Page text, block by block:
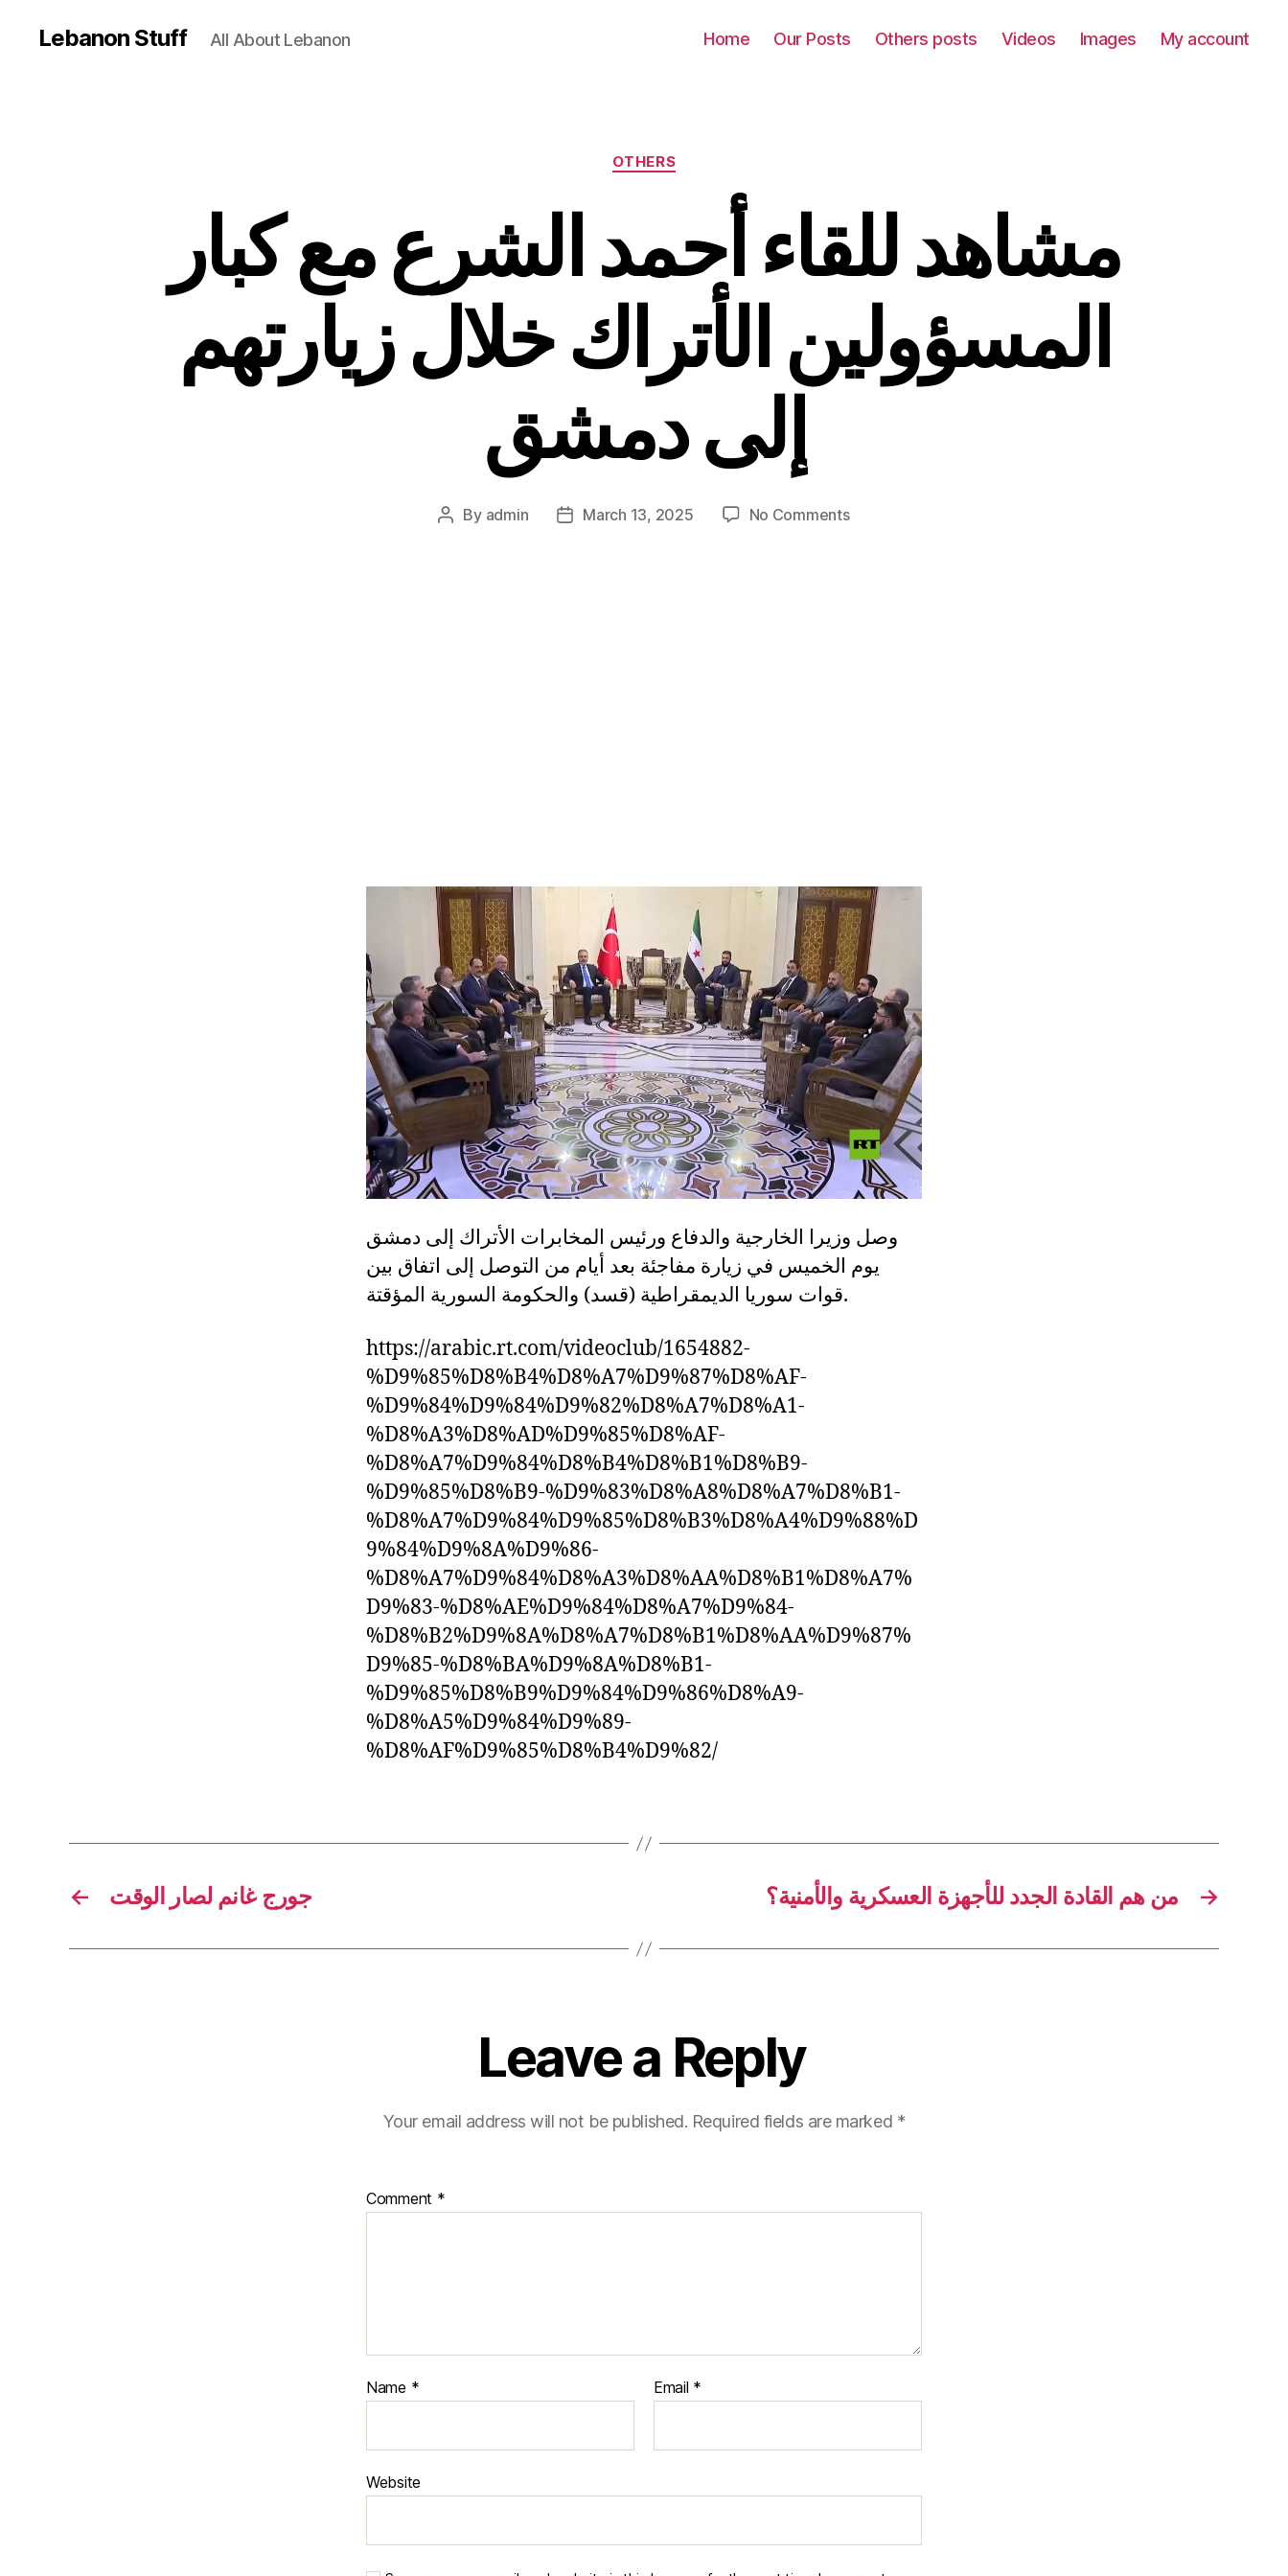
Lebanon Stuff All About Lebanon Home Our Posts Others posts Videos Images My account
Categories
OTHERS
مشاهد للقاء أحمد الشرع مع كبار
المسؤولين الأتراك خلال زيارتهم
إلى دمشق
Post
By admin
PostMarch 13, 2025 No Commentson
وصل وزيرا الخارجية والدفاع ورئيس المخابرات الأتراك إلى دمشق
يوم الخميس في زيارة مفاجئة بعد أيام من التوصل إلى اتفاق بين
قوات سوريا الديمقراطية (قسد) والحكومة السورية المؤقتة.
https://arabic.rt.com/videoclub/1654882-
%D9%85%D8%B4%D8%A7%D9%87%D8%AF-
%D9%84%D9%84%D9%82%D8%A7%D8%A1-
%D8%A3%D8%AD%D9%85%D8%AF-
%D8%A7%D9%84%D8%B4%D8%B1%D8%B9-
%D9%85%D8%B9-%D9%83%D8%A8%D8%A7%D8%B1-
%D8%A7%D9%84%D9%85%D8%B3%D8%A4%D9%88%D
9%84%D9%8A%D9%86-
%D8%A7%D9%84%D8%A3%D8%AA%D8%B1%D8%A7%
D9%83-%D8%AE%D9%84%D8%A7%D9%84-
%D8%B2%D9%8A%D8%A7%D8%B1%D8%AA%D9%87%
D9%85-%D8%BA%D9%8A%D8%B1-
%D9%85%D8%B9%D9%84%D9%86%D8%A9-
%D8%A5%D9%84%D9%89-
%D8%AF%D9%85%D8%B4%D9%82/
← جورج غانم لصار الوقت → من هم القادة الجدد للأجهزة العسكرية والأمنية؟
Leave a Reply
Your email address will not be published. Required fields are marked *
Comment *
Name * Email *
Website